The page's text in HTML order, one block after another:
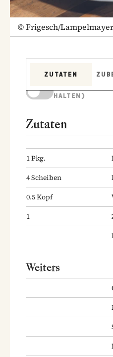
©Frigesch/Lampelmayer
ZUTATEN
HALTEN)
Zutaten
1Pkg.
4Scheiben
0.5Kopf
1
Weiters